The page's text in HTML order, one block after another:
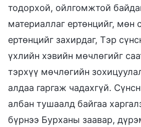
тодорхой, ойлгомжтой
материаллаг ертөнцийг, мөн
ертөнцийг захирдаг, Тэр
үхлийн хэвийн мөчлөгийг
тэрхүү мөчлөгийн
алдаа гаргаж чадахгүй.
албан тушаалд байгаа
бүрнээ Бурханы заавар,